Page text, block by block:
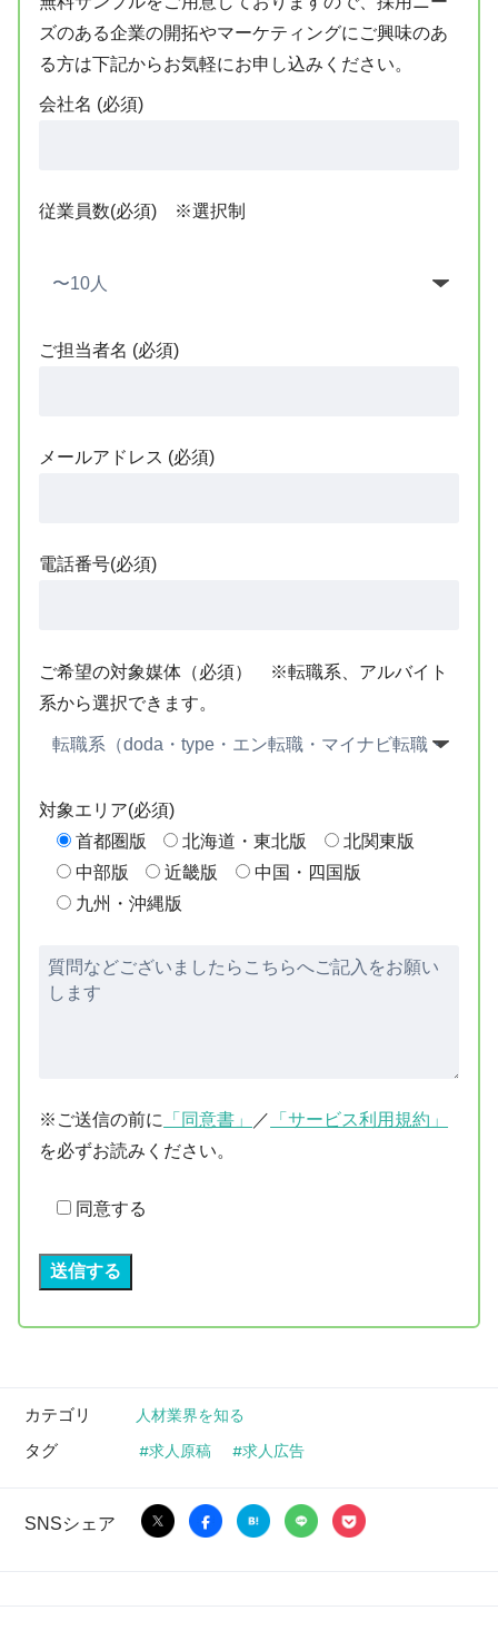
ズのある企業の開拓やマーケティングにご興味のあ
る方は下記からお気軽にお申し込みください。
会社名 (必須)
従業員数(必須) ※選択制
ご担当者名 (必須)
メールアドレス (必須)
電話番号(必須)
ご希望の対象媒体（必須） ※転職系、アルバイト
系から選択できます。
対象エリア(必須)
首都圏版
北海道・東北版
北関東版
中部版
近畿版
中国・四国版
九州・沖縄版
※ご送信の前に 「同意書」 ／
「サービス利用規約」
を必ずお読みください。
同意する
カテゴリ 人材業界を知る
タグ 求人原稿 求人広告
SNSシェア